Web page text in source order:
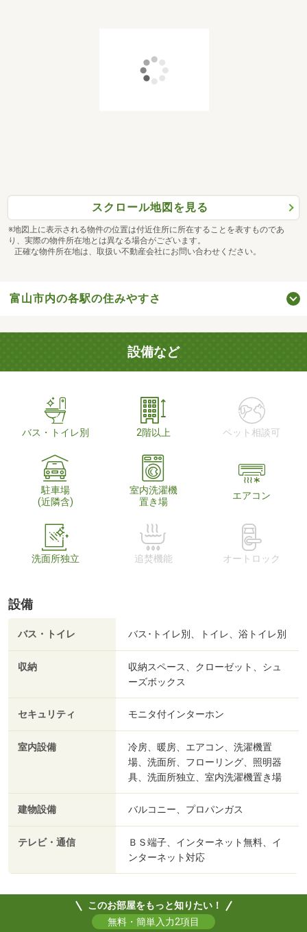
スクロール地図を見る
※地図上に表示される物件の位置は付近住所に所在することを表すものであ
り、実際の物件所在地とは異なる場合がございます。
正確な物件所在地は、取扱い不動産会社にお問い合わせください。
富山市内の各駅の住みやすさ
設備など
バス・トイレ別 2階以上 ペット相談可
駐車場
(近隣含)
室内洗濯機
置き場
エアコン
洗面所独立 追焚機能 オートロック
設備
バス・トイレ バス･トイレ別、トイレ、浴トイレ別
収納
収納スペース、クローゼット、シュ
ーズボックス
セキュリティ モニタ付インターホン
室内設備
冷房、暖房、エアコン、洗濯機置
場、洗面所、フローリング、照明器
具、洗面所独立、室内洗濯機置き場
建物設備 バルコニー、プロパンガス
テレビ・通信
ＢＳ端子、インターネット無料、イ
ンターネット対応
このお部屋をもっと知りたい！
無料・簡単入力2項目